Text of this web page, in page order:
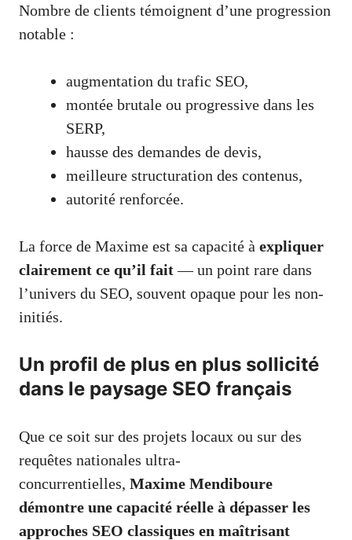
Nombre de clients témoignent d’une progression
notable :
augmentation du trafic SEO,
montée brutale ou progressive dans les
SERP,
hausse des demandes de devis,
meilleure structuration des contenus,
autorité renforcée.
La force de Maxime est sa capacité à expliquer
clairement ce qu’il fait— un point rare dans
l’univers du SEO, souvent opaque pour les non-
initiés.
Un profil de plus en plus sollicité
dans le paysage SEO français
Que ce soit sur des projets locaux ou sur des
requêtes nationales ultra-
concurrentielles, Maxime Mendiboure
démontre une capacité réelle à dépasser les
approches SEO classiques en maîtrisant